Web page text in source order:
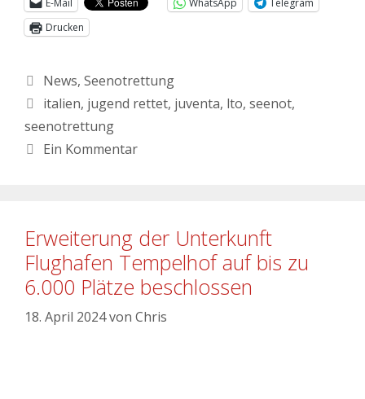
Drucken
News, Seenotrettung
italien, jugend rettet, juventa, lto, seenot,
seenotrettung
Ein Kommentar
Erweiterung der Unterkunft
Flughafen Tempelhof auf bis zu
6.000 Plätze beschlossen
18. April 2024von Chris